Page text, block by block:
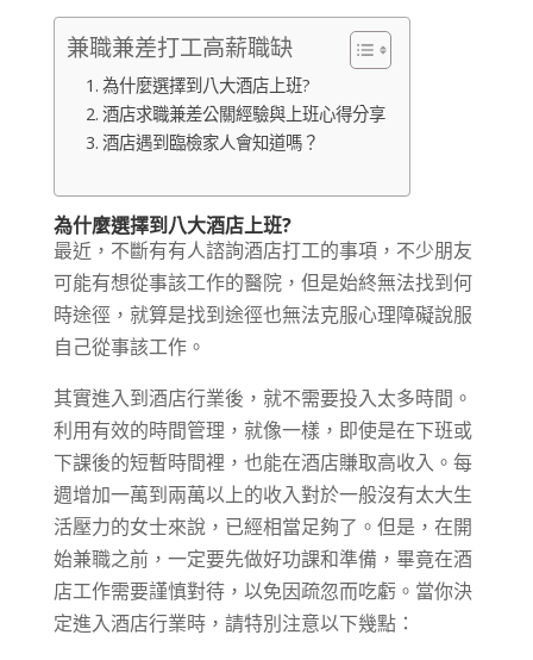
兼職兼差打工高薪職缺
為什麼選擇到八大酒店上班?
酒店求職兼差公關經驗與上班心得分享
酒店遇到臨檢家人會知道嗎？
為什麼選擇到八大酒店上班?
最近，不斷有有人諮詢酒店打工的事項，不少朋友
可能有想從事該工作的醫院，但是始終無法找到何
時途徑，就算是找到途徑也無法克服心理障礙說服
自己從事該工作。
其實進入到酒店行業後，就不需要投入太多時間。
利用有效的時間管理，就像一樣，即使是在下班或
下課後的短暫時間裡，也能在酒店賺取高收入。每
週增加一萬到兩萬以上的收入對於一般沒有太大生
活壓力的女士來說，已經相當足夠了。但是，在開
始兼職之前，一定要先做好功課和準備，畢竟在酒
店工作需要謹慎對待，以免因疏忽而吃虧。當你決
定進入酒店行業時，請特別注意以下幾點：